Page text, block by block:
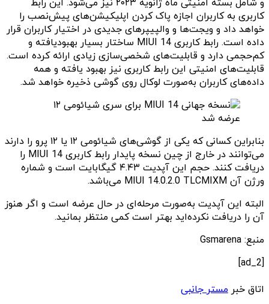
و شامل بسته امنیتی ماه ژانویه ۲۰۲۳ نیز می‌شود. این رابط
کاربری به کاربران اجازه پاک کردن اپلیکیشن‌های پیش‌نصب را
خواهد داد و ویجت‌ها و والپیپرهای جدیدی در اختیار کاربران قرار
داده است. رابط کاربری MIUI 14 ساختار بسیار بهبودیافته و
کم‌حجمی دارد و قابلیت‌های شخصی‌سازی زیادی ارائه کرده است.
قابلیت‌های امنیتی این رابط کاربری نیز بهبود یافته و همه
داده‌های کاربران به‌صورت لوکال روی گوشی ذخیره خواهد شد.
بنابراین کسانی که یکی از گوشی‌های شیائومی ۱۲ یا ۱۲ پرو را دارند
می‌توانند در خارج از چین نسخه پایدار رابط کاربری MIUI 14 را
دریافت کنند. حجم این آپدیت ۴.۴۳ گیگابایت است و شماره
ورژن آن MIUI 14.0.2.0 TLCMIXM می‌باشد.
البته این آپدیت به‌صورت مرحله‌ای در حال عرضه است و اگر هنوز
آن را دریافت نکرده‌اید بهتر است کمی منتظر بمانید.
منبع: Gsmarena
[ad_2]
اتاق خبر مستر جانبی